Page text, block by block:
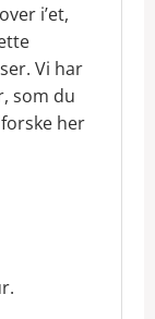
i’et,
Vi har
som du
her